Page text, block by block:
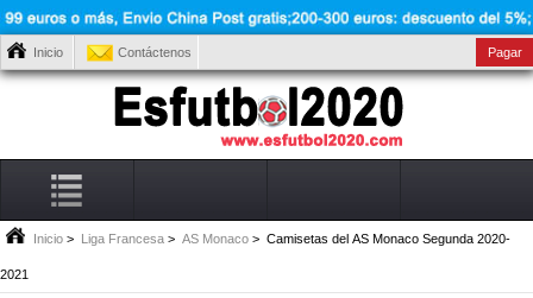
Inicio Contáctenos Pagar
Inicio > Liga Francesa > AS Monaco > Camisetas del AS Monaco Segunda 2020-
2021